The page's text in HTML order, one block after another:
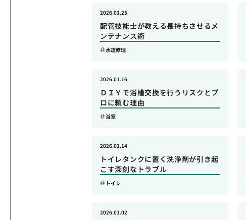
配管技能士が教える長持ちさせるメ
ンテナンス術
2026.01.25
水道修理
ＤＩＹで浴槽交換を行うリスクとプ
ロに頼む理由
2026.01.16
浴室
トイレタンクに置く洗浄剤が引き起
こす深刻なトラブル
2026.01.14
トイレ
2026.01.02